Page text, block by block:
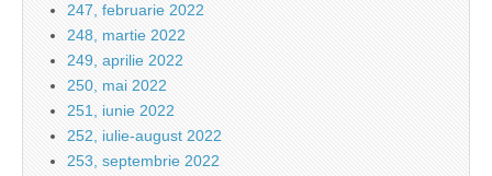
247, februarie 2022
248, martie 2022
249, aprilie 2022
250, mai 2022
251, iunie 2022
252, iulie-august 2022
253, septembrie 2022